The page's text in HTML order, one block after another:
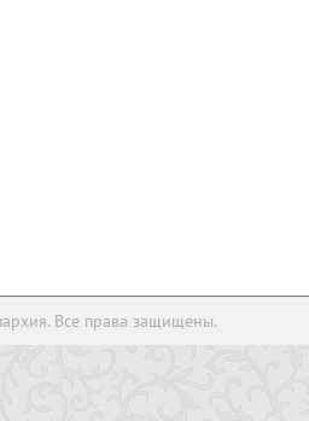
Все права защищены.